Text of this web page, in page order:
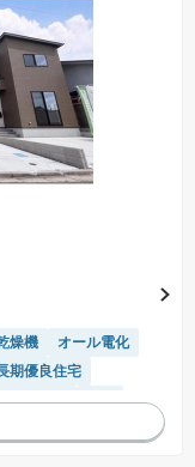
そのプラン例は特定の建築請
のものが同価格で建てられる
せん。
約が、一定期間内に成立する
約成立に向けて設計プランを
るために必要な相当の期間の
きたかどうかにより結論を出
のいくプランが出来ず、建築請
にかかった代金（土地代金、
建物価格」と「土地価格」の
かる費用を表示しています。
認をしていただくようにお願い
燥機
オール電化
期優良住宅
な住宅地
WIC
付きインターホン